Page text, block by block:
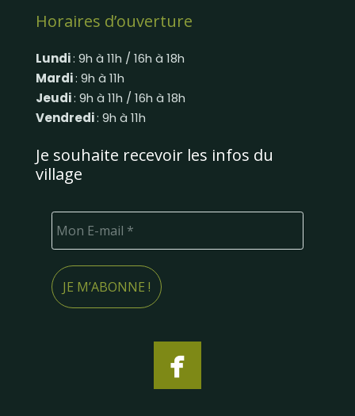
Horaires d’ouverture
Lundi: 9h à 11h / 16h à 18h
Mardi: 9h à 11h
Jeudi: 9h à 11h / 16h à 18h
Vendredi: 9h à 11h
Je souhaite recevoir les infos du
village